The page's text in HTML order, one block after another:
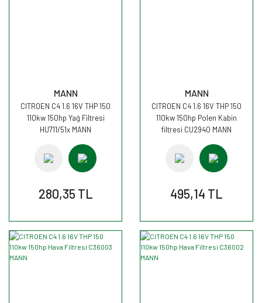
MANN
CITROEN C4 1.6 16V THP 150
110kw 150hp Yağ Filtresi
HU711/51x MANN
280,35 TL
MANN
CITROEN C4 1.6 16V THP 150
110kw 150hp Polen Kabin
filtresi CU2940 MANN
495,14 TL